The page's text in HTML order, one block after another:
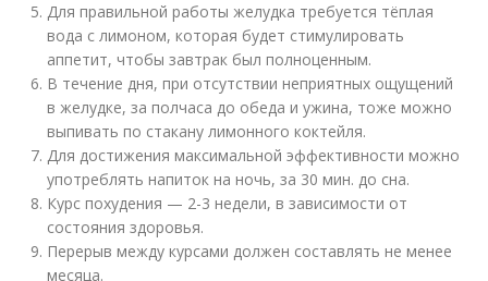
Для правильной работы желудка требуется тёплая
вода с лимоном, которая будет стимулировать
аппетит, чтобы завтрак был полноценным.
В течение дня, при отсутствии неприятных ощущений
в желудке, за полчаса до обеда и ужина, тоже можно
выпивать по стакану лимонного коктейля.
Для достижения максимальной эффективности можно
употреблять напиток на ночь, за 30 мин. до сна.
Курс похудения — 2-3 недели, в зависимости от
состояния здоровья.
Перерыв между курсами должен составлять не менее
месяца.